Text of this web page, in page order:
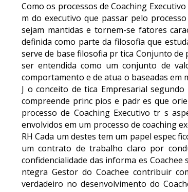
Como os processos de Coaching
m do executivo que passar pelo
sejam mantidas e tornem-se fatores
definida como parte da filosofia que
serve de base filosofia pr tica Conjunto
ser entendida como um conjunto de
comportamento e de atua o baseadas em
J o conceito de tica Empresarial
compreende princ pios e padr es que
processo de Coaching Executivo tr s
envolvidos em um processo de coaching
RH Cada um destes tem um papel espec
um contrato de trabalho claro por
confidencialidade das informa es
ntegra Gestor do Coachee contribuir
verdadeiro no desenvolvimento do